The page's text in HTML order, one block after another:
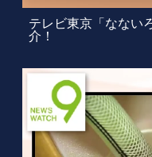
テレビ東京「なない
介！